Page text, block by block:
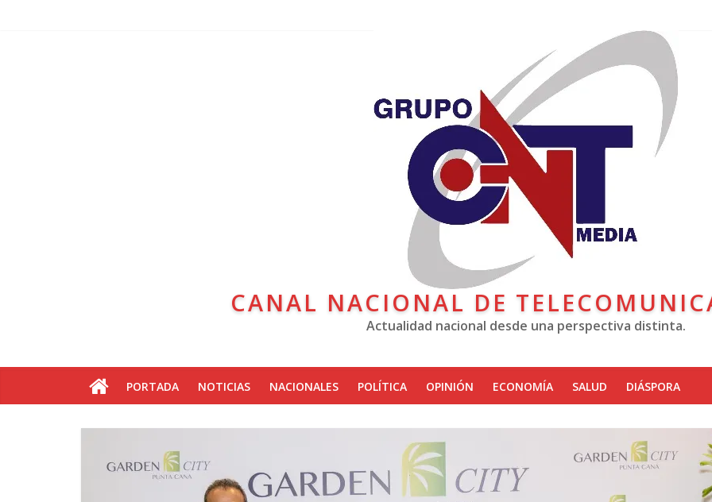
CANAL NACIONAL DE
Actualidad nacional desde una perspectiva distinta.
PORTADA NOTICIAS NACIONALES POLÍTICA OPINIÓN ECONOMÍA SALUD DIÁSPORA